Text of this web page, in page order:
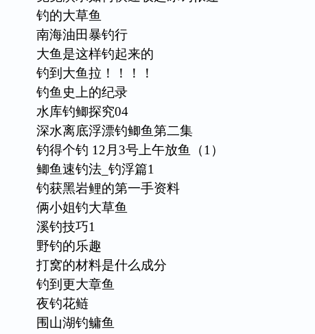
钓的大草鱼
南海油田暴钓行
大鱼是这样钓起来的
钓到大鱼拉！！！！
钓鱼史上的纪录
水库钓鲫探究04
深水离底浮漂钓鲫鱼第二集
钓得个钓 12月3号上午放鱼（1）
鲫鱼速钓法_钓浮篇1
钓获黑岩鲤的第一手资料
俩小姐钓大草鱼
溪钓技巧1
野钓的乐趣
打窝的材料是什么成分
钓到更大章鱼
夜钓花鲢
围山湖钓鳙鱼